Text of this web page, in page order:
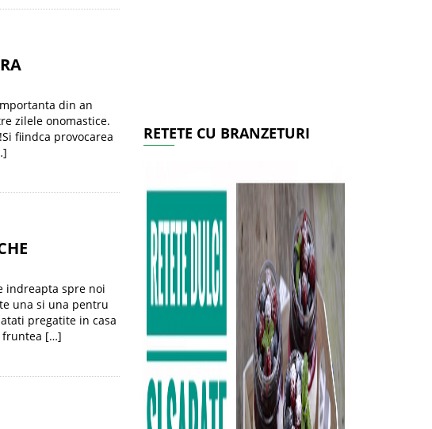
din an
zilele onomastice.
fiindca provocarea
indreapta spre noi
una si una pentru
pregatite in casa
fruntea […]
RETETE CU BRANZETURI